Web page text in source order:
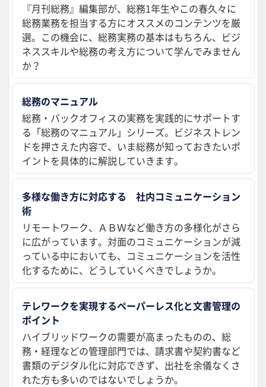
『月刊総務』編集部が、総務1年生やこの春久々に
総務業務を担当する方にオススメのコンテンツを厳
選。この機会に、総務実務の基本はもちろん、ビジ
ネススキルや総務の考え方について学んでみません
か？
総務のマニュアル
総務・バックオフィスの実務を実践的にサポートす
る「総務のマニュアル」シリーズ。ビジネストレン
ドを押さえた内容で、いま総務が知っておきたいポ
イントを具体的に解説していきます。
多様な働き方に対応する 社内コミュニケーション
術
リモートワーク、ＡＢＷなど働き方の多様化がさら
に広がっています。対面のコミュニケーションが減
っている中においても、コミュニケーションを活性
化するために、どうしていくべきでしょうか。
テレワークを実現するペーパーレス化と文書管理の
ポイント
ハイブリッドワークの需要が高まったものの、総
務・経理などの管理部門では、請求書や契約書など
書類のデジタル化に対応できず、出社を余儀なくさ
れた方も多いのではないでしょうか。